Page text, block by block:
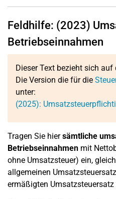
Feldhilfe: (2023)
Betriebseinnahmen
Dieser Text bezieht sich auf
Die Version die für die
unter:
(2025):
Tragen Sie hiersämtliche
Betriebseinnahmen mit
ohne Umsatzsteuer) ein,
allgemeinen
ermäßigten Umsatzsteuersatz